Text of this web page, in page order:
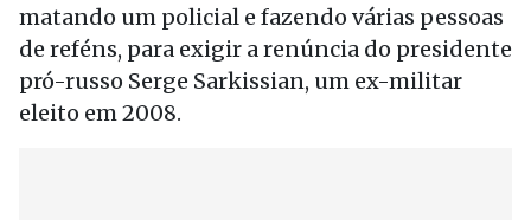
matando um policial e fazendo várias pessoas
de reféns, para exigir a renúncia do presidente
pró-russo Serge Sarkissian, um ex-militar
eleito em 2008.